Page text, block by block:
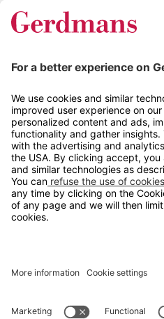
Magasin
Tips og guider
Kontakt
info@gerdmans.no
67 80 56 20
Åpningstid
Hverdager 08:00-16:00